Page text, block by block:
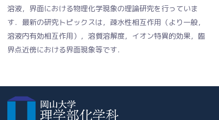
溶液，界面における物理化学現象の理論研究を行っていま
す．最新の研究トピックスは，疎水性相互作用（より一般，
溶液内有効相互作用），溶質溶解度，イオン特異的効果，臨
界点近傍における界面現象等です．